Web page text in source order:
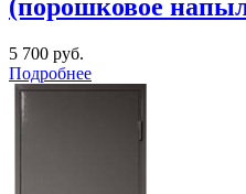
(порошковое
5 700 руб.
Подробнее